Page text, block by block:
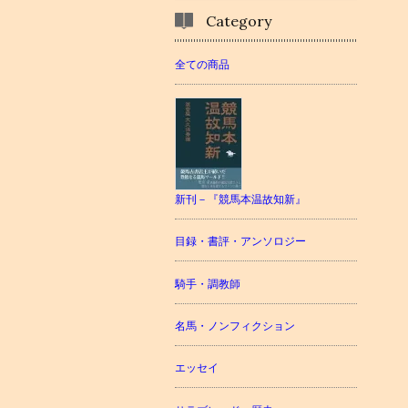
Category
全ての商品
新刊－『競馬本温故知新』
目録・書評・アンソロジー
騎手・調教師
名馬・ノンフィクション
エッセイ